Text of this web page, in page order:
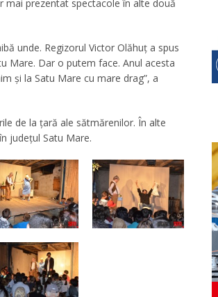
mai prezentat spectacole în alte două
unde. Regizorul Victor Olăhuț a spus
Mare. Dar o putem face. Anul acesta
și la Satu Mare cu mare drag”, a
de la țară ale sătmărenilor. În alte
județul Satu Mare.